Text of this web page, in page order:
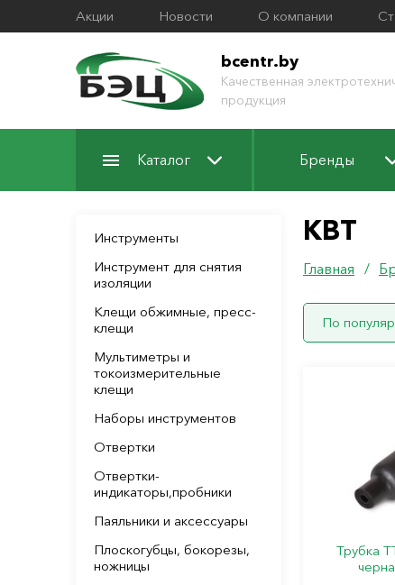
Акции Новости О компании
bcentr.by
Качественная
продукция
Каталог Бренды
Инструменты
Инструмент для снятия
изоляции
Клещи обжимные, пресс-
клещи
Мультиметры и
токоизмерительные
клещи
Наборы инструментов
Отвертки
Отвертки-
индикаторы,пробники
Паяльники и аксессуары
Плоскогубцы, бокорезы,
ножницы
КВТ
Главная /
По
Трубка